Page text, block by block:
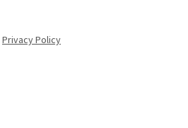
Privacy Policy